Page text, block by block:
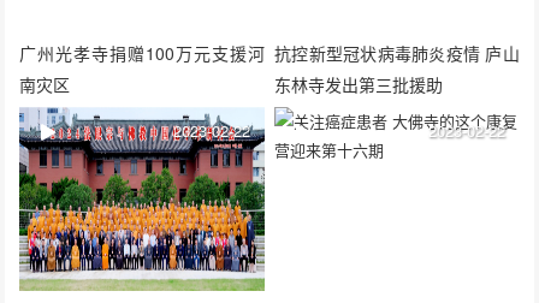
广州光孝寺捐赠100万元支援河
南灾区
抗控新型冠状病毒肺炎疫情 庐山
东林寺发出第三批援助
2023-02-22 2023-02-22